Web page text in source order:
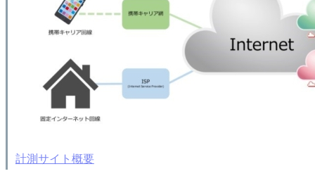
計測サイト概要